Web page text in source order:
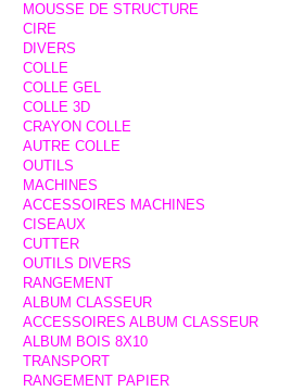
MOUSSE DE STRUCTURE
CIRE
DIVERS
COLLE
COLLE GEL
COLLE 3D
CRAYON COLLE
AUTRE COLLE
OUTILS
MACHINES
ACCESSOIRES MACHINES
CISEAUX
CUTTER
OUTILS DIVERS
RANGEMENT
ALBUM CLASSEUR
ACCESSOIRES ALBUM CLASSEUR
ALBUM BOIS 8X10
TRANSPORT
RANGEMENT PAPIER